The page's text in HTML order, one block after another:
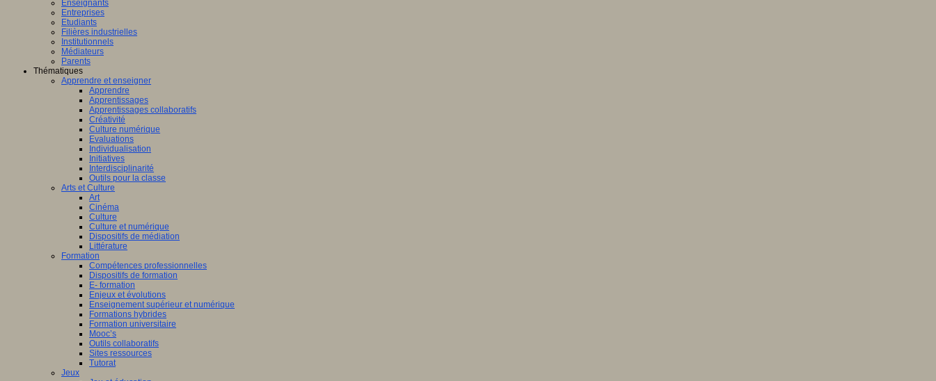
Enseignants
Entreprises
Etudiants
Filières industrielles
Institutionnels
Médiateurs
Parents
Thématiques
Apprendre et enseigner
Apprendre
Apprentissages
Apprentissages collaboratifs
Créativité
Culture numérique
Evaluations
Individualisation
Initiatives
Interdisciplinarité
Outils pour la classe
Arts et Culture
Art
Cinéma
Culture
Culture et numérique
Dispositifs de médiation
Littérature
Formation
Compétences professionnelles
Dispositifs de formation
E- formation
Enjeux et évolutions
Enseignement supérieur et numérique
Formations hybrides
Formation universitaire
Mooc’s
Outils collaboratifs
Sites ressources
Tutorat
Jeux